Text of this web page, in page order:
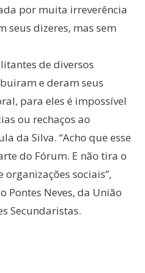
por muita irreverência
seus dizeres, mas sem
de diversos
e deram seus
para eles é impossível
ou rechaços ao
da Silva. “Acho que esse
do Fórum. E não tira o
sociais”,
Pontes Neves, da União
Secundaristas.